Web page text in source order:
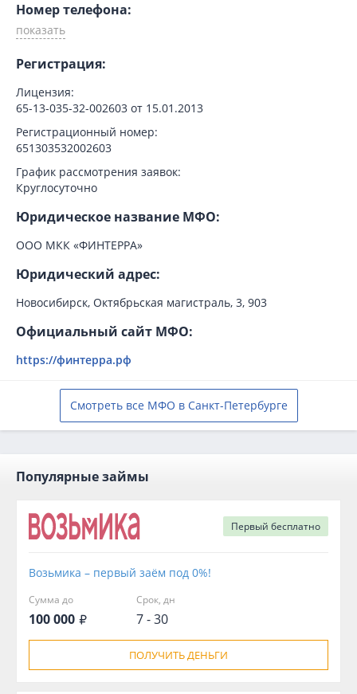
Номер телефона:
Регистрация:
Лицензия:
65-13-035-32-002603 от 15.01.2013
Регистрационный номер:
651303532002603
График рассмотрения заявок:
Круглосуточно
Юридическое название МФО:
ООО МКК «ФИНТЕРРА»
Юридический адрес:
Новосибирск, Октябрьская магистраль, 3, 903
Официальный сайт МФО:
https://финтерра.рф
Смотреть все МФО в Санкт-Петербурге
Популярные займы
Первый бесплатно
Возьмика – первый заём под 0%!
Сумма до
100 000
Срок, дн
7 - 30
ПОЛУЧИТЬ ДЕНЬГИ